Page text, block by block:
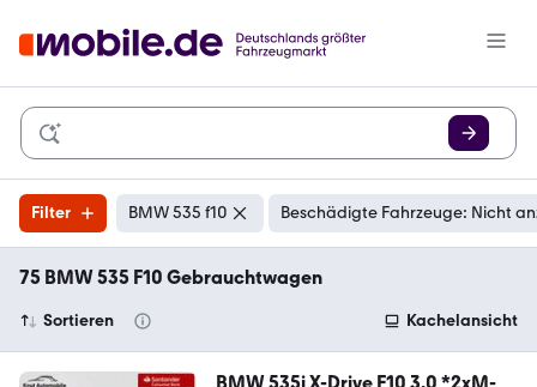
Filter BMW 535 f10 Beschädigte Fahrzeuge: Nicht
75 BMW 535 F10 Gebrauchtwagen
Sortieren Kachelansicht